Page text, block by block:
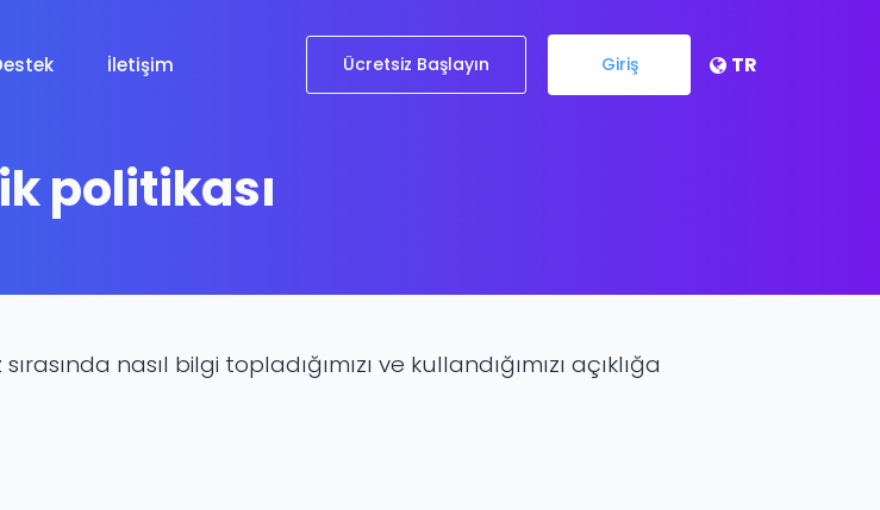
İletişim Ücretsiz Başlayın Giriş TR
politikası
nasıl bilgi topladığımızı ve kullandığımızı açıklığa